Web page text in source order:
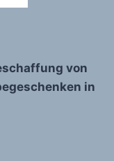
von
in